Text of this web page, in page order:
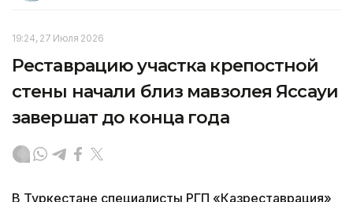
19:24, 27 Июля 2026
Реставрацию участка крепостной
стены начали близ мавзолея Яссауи
завершат до конца года
В Туркестане специалисты РГП «Казреставрация»